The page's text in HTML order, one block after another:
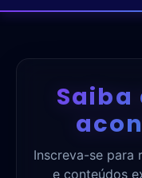
Saiba
Inscreva-se para
e conteúdos